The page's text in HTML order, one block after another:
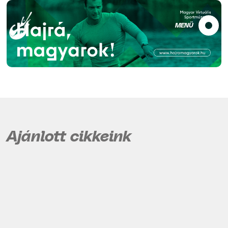
MENÜ
Ajánlott cikkeink